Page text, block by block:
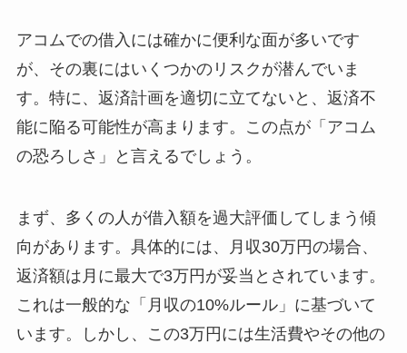
アコムでの借入には確かに便利な面が多いです
が、その裏にはいくつかのリスクが潜んでいま
す。特に、返済計画を適切に立てないと、返済不
能に陥る可能性が高まります。この点が「アコム
の恐ろしさ」と言えるでしょう。
まず、多くの人が借入額を過大評価してしまう傾
向があります。具体的には、月収30万円の場合、
返済額は月に最大で3万円が妥当とされています。
これは一般的な「月収の10%ルール」に基づいて
います。しかし、この3万円には生活費やその他の